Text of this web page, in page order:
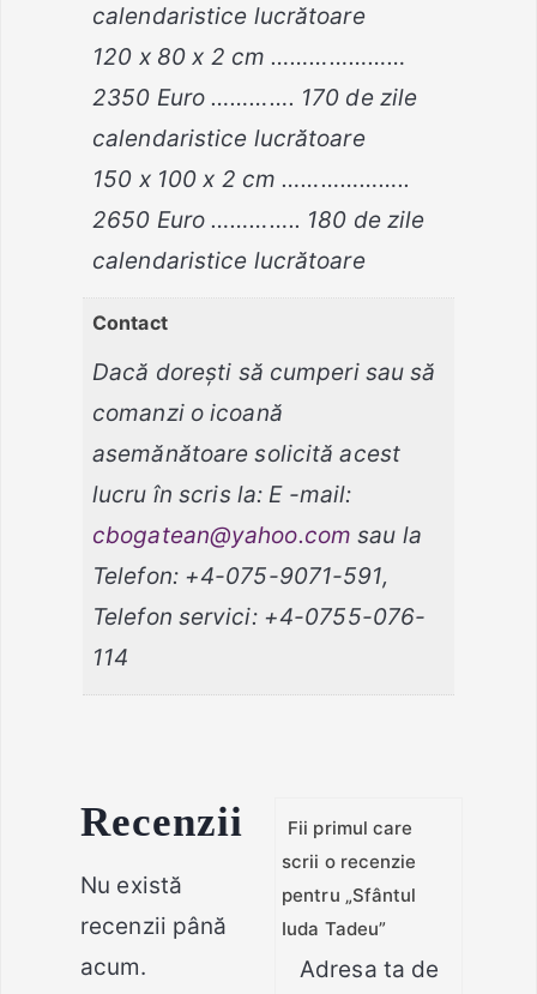
calendaristice lucrătoare
120 x 80 x 2 cm …………………
2350 Euro …………. 170 de zile
calendaristice lucrătoare
150 x 100 x 2 cm ………………..
2650 Euro ………….. 180 de zile
calendaristice lucrătoare
Contact
Dacă doreşti să cumperi sau să
comanzi o icoană
asemănătoare solicită acest
lucru în scris la: E -mail:
cbogatean@yahoo.com sau la
Telefon: +4-075-9071-591,
Telefon servici: +4-0755-076-
114
Recenzii
Nu există
recenzii până
acum.
Fii primul care
scrii o recenzie
pentru „Sfântul
Iuda Tadeu”
Adresa ta de